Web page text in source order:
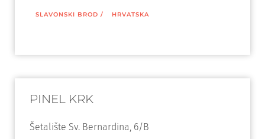
SLAVONSKI BROD / HRVATSKA
PINEL KRK
Šetalište Sv. Bernardina, 6/B